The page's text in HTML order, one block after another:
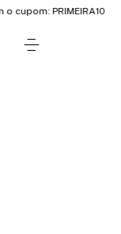
PRIMEIRA10